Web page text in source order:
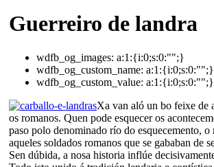
Guerreiro de landra
wdfb_og_images: a:1:{i:0;s:0:"";}
wdfb_og_custom_name: a:1:{i:0;s:0:"";}
wdfb_og_custom_value: a:1:{i:0;s:0:"";}
Xa van aló un bo feixe de
os romanos. Quen pode esquecer os
paso polo denominado río do esquecemento,
aqueles soldados romanos que se gababan de
Sen dúbida, a nosa historia inflúe